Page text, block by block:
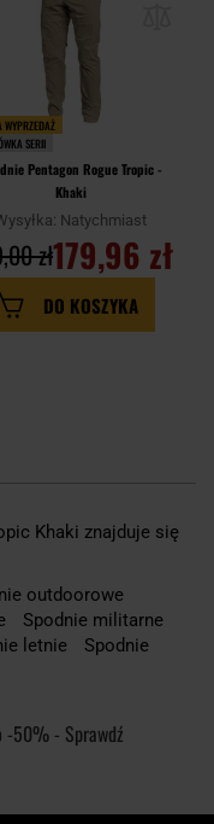
WYPRZEDAŻ
SERII
Pentagon Rogue Tropic -
Khaki
Natychmiast
179,96 zł
zł
DO KOSZYKA
Khaki znajduje się
outdoorowe
Spodnie militarne
letnie
Spodnie